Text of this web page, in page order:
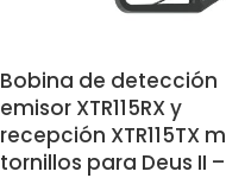
Bobina de detección
emisor XTR115RX y
recepción XTR115TX
tornillos para Deus II –